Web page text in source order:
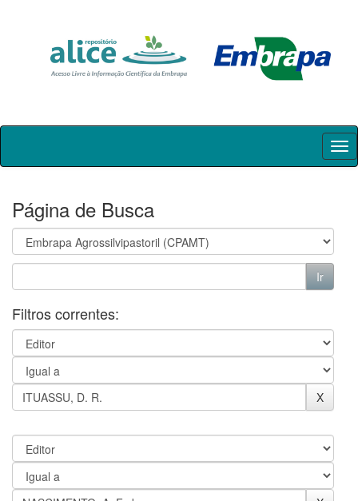
Skip
Página de Busca
Filtros correntes: